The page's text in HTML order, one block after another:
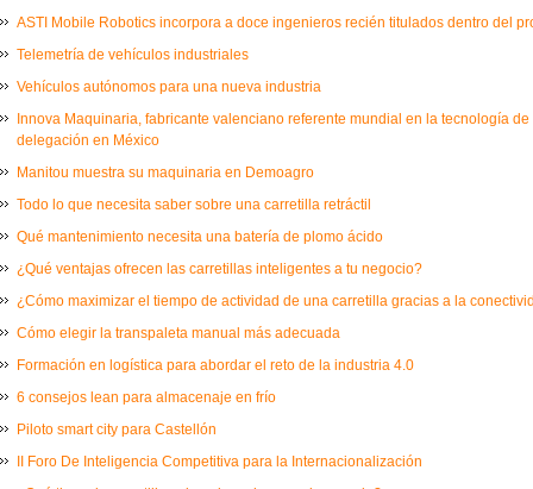
ASTI Mobile Robotics incorpora a doce ingenieros recién titulados dentro del
Telemetría de vehículos industriales
Vehículos autónomos para una nueva industria
Innova Maquinaria, fabricante valenciano referente mundial en la tecnología
delegación en México
Manitou muestra su maquinaria en Demoagro
Todo lo que necesita saber sobre una carretilla retráctil
Qué mantenimiento necesita una batería de plomo ácido
¿Qué ventajas ofrecen las carretillas inteligentes a tu negocio?
¿Cómo maximizar el tiempo de actividad de una carretilla gracias a la
Cómo elegir la transpaleta manual más adecuada
Formación en logística para abordar el reto de la industria 4.0
6 consejos lean para almacenaje en frío
Piloto smart city para Castellón
II Foro De Inteligencia Competitiva para la Internacionalización